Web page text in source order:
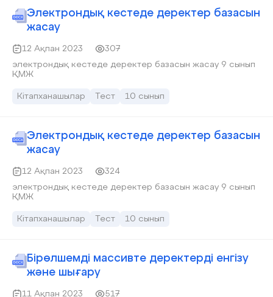
Электрондық кестеде деректер базасын
жасау
12 Ақпан 2023
307
электрондық кестеде деректер базасын жасау 9 сынып
ҚМЖ
Кітапханашылар Тест 10 сынып
Электрондық кестеде деректер базасын
жасау
12 Ақпан 2023
324
электрондық кестеде деректер базасын жасау 9 сынып
ҚМЖ
Кітапханашылар Тест 10 сынып
Бірөлшемді массивте деректерді енгізу
және шығару
11 Ақпан 2023 517